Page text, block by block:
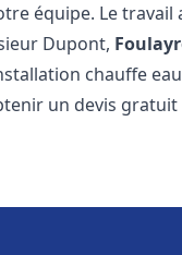
équipe. Le
Dupont,
chauffe
un devis